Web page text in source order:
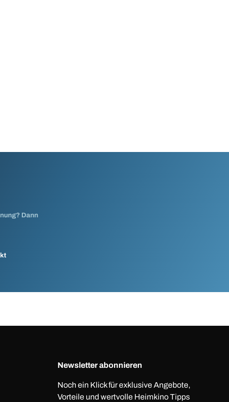
Dann
Newsletter abonnieren
Noch ein Klick für exklusive Angebote,
Vorteile und wertvolle Heimkino Tipps